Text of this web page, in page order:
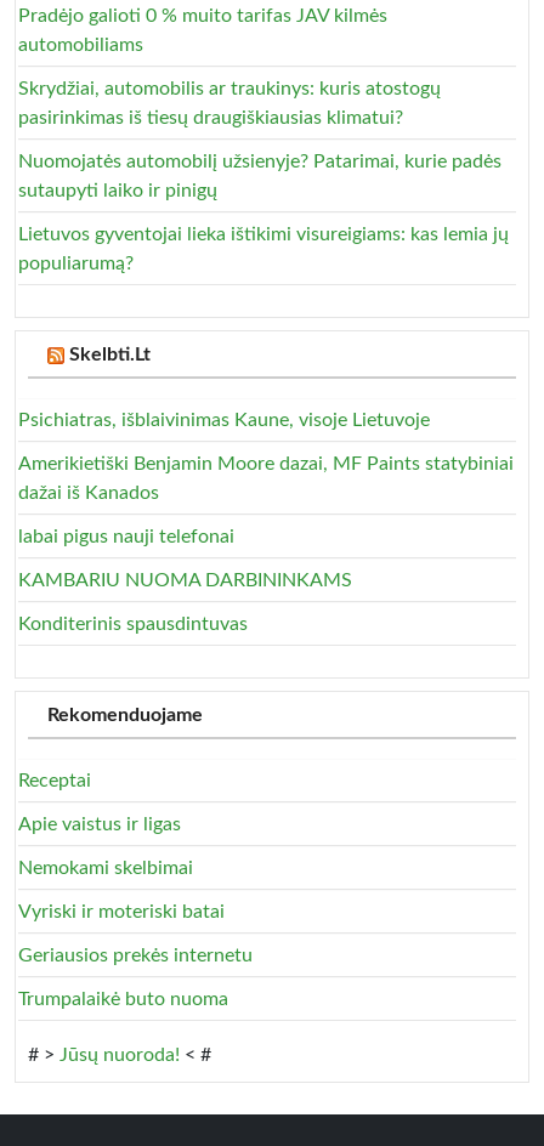
Pradėjo galioti 0 % muito tarifas JAV kilmės
automobiliams
Skrydžiai, automobilis ar traukinys: kuris atostogų
pasirinkimas iš tiesų draugiškiausias klimatui?
Nuomojatės automobilį užsienyje? Patarimai, kurie padės
sutaupyti laiko ir pinigų
Lietuvos gyventojai lieka ištikimi visureigiams: kas lemia jų
populiarumą?
Skelbti.Lt
Psichiatras, išblaivinimas Kaune, visoje Lietuvoje
Amerikietiški Benjamin Moore dazai, MF Paints statybiniai
dažai iš Kanados
labai pigus nauji telefonai
KAMBARIU NUOMA DARBININKAMS
Konditerinis spausdintuvas
Rekomenduojame
Receptai
Apie vaistus ir ligas
Nemokami skelbimai
Vyriski ir moteriski batai
Geriausios prekės internetu
Trumpalaikė buto nuoma
# > Jūsų nuoroda! < #